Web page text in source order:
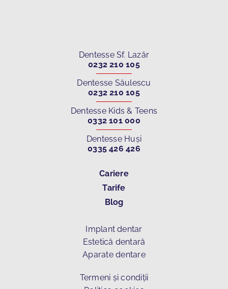
Dentesse Sf. Lazăr
0232 210 105
Dentesse Săulescu
0232 210 105
Dentesse Kids & Teens
0332 101 000
Dentesse Huși
0335 426 426
Cariere
Tarife
Blog
Implant dentar
Estetică dentară
Aparate dentare
Termeni și condiții